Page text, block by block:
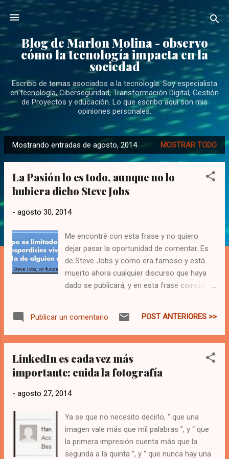
Ir al contenido principal
Blog de Marlon Molina - observo
cómo la tecnología impacta en la
sociedad
Escribo de temas asociados a la tecnología. Soy especialista
en tecnología, Ciberseguridad, Transformación Digital, Gestión
de Proyectos y educación. Lo que escribo aquí son mis
opiniones personales.
E
n
Mostrando entradas de agosto, 2014 MOSTRAR TODO
La Pasión lo es todo, aunque no lo
hubiera dicho Steve Jobs
- agosto 30, 2014
Me encontré con esta frase y no quiero
dejar pasar la oportunidad de comentar. Es
de Steve Jobs y como era famoso y está
muerto ahora cualquier discurso que haya
dado se publicará, y en esta frase coincido
sacrificó, sin embargo por lo visto él lo
pasaba muy bien, y es de esto de lo que se
no solo es limitado es muy valioso. Yo suelo
jactarme de tener el privilegio de trabajar en
siempre poder decidir en qué trabajar y qué
desperdicies viviendo la vida de alguien más”
Encuentra y determina tu vida . Esto para mi
implica decidir el tipo de vida que quieres. No
Publicar un comentario POST ANTERIORES >>
LinkedIn es cada vez más
importante: cuida la fotografía
- agosto 27, 2014
Ya se que no necesito decirlo, “ que una
imagen vale más que mil palabras ”, y “ que
la primera impresión cuenta más que la
segunda a la quinta ”, y “ que nunca hay una